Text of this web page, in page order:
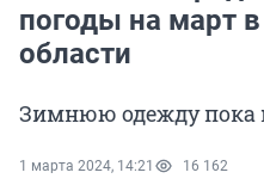
погоды на март
области
Зимнюю одежду пока
1 марта 2024, 14:21 16 162